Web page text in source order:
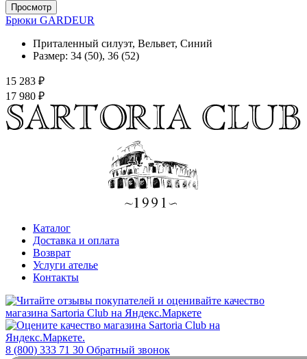
Просмотр
Брюки GARDEUR
Приталенный силуэт, Вельвет, Синий
Размер: 34 (50), 36 (52)
15 283 ₽
17 980 ₽
Каталог
Доставка и оплата
Возврат
Услуги ателье
Контакты
8 (800) 333 71 30 Обратный звонок